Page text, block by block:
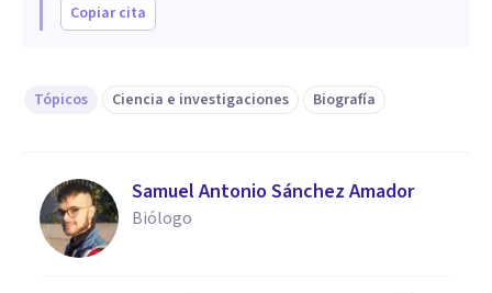
Copiar cita
Tópicos Ciencia e investigaciones Biografía
Samuel Antonio Sánchez Amador
Biólogo